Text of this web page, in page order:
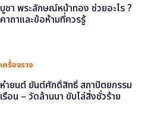
บูชา พระลักษณ์หน้าทอง ช่วยอะไร ?
คาถาและข้อห้ามที่ควรรู้
เครื่องราง
หำยนต์ ยันต์ศักดิ์สิทธิ์ สถาปัตยกรรม
เรือน – วัดล้านนา ขับไล่สิ่งชั่วร้าย